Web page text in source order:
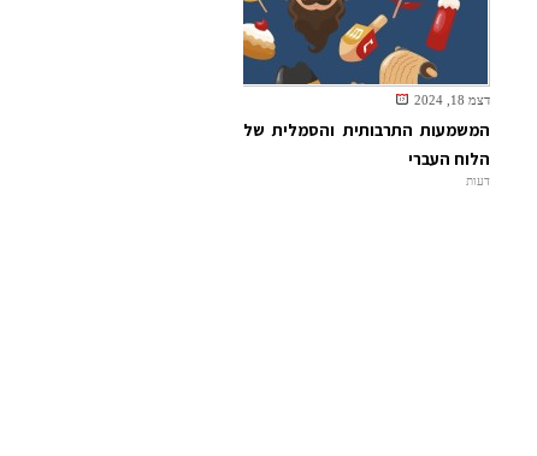
דצמ 18, 2024
המשמעות התרבותית והסמלית של
הלוח העברי
דעות